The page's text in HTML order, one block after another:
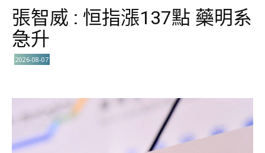
張智威 : 恒指漲137點 藥明系
急升
2026-08-07